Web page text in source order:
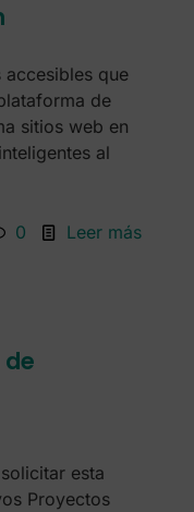
accesibles que
de
sitios web en
al
0 Leer más
esta
Proyectos